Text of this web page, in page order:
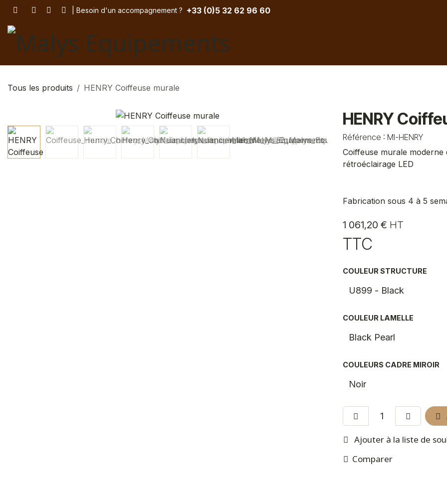
Se rendre au contenu| Besoin d'un accompagnement ? ​ +33 (0)5 32 62 96 60
Tous les produits HENRY Coiffeuse murale
HENRY
Référence : MI-HENRY
Coiffeuse murale moderne
rétroéclairage LED
Fabrication sous 4 à 5
1 061,20 € HT
TTC
COULEUR STRUCTURE
COULEUR LAMELLE
COULEURS CADRE MIROIR
Ajouter à la liste de
Comparer